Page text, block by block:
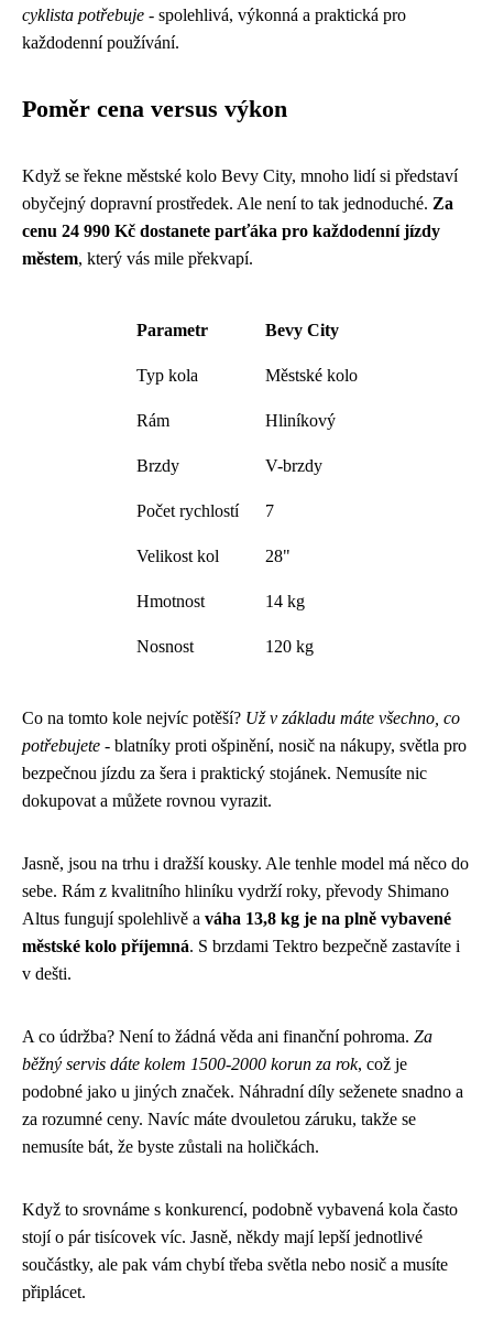
cyklista potřebuje - spolehlivá, výkonná a praktická pro
každodenní používání.
Poměr cena versus výkon
Když se řekne městské kolo Bevy City, mnoho lidí si představí
obyčejný dopravní prostředek. Ale není to tak jednoduché. Za
cenu 24 990 Kč dostanete parťáka pro každodenní jízdy
městem, který vás mile překvapí.
Parametr Bevy City
Typ kola Městské kolo
Rám Hliníkový
Brzdy V-brzdy
Počet rychlostí 7
Velikost kol 28"
Hmotnost 14 kg
Nosnost 120 kg
Co na tomto kole nejvíc potěší? Už v základu máte všechno, co
potřebujete - blatníky proti ošpinění, nosič na nákupy, světla pro
bezpečnou jízdu za šera i praktický stojánek. Nemusíte nic
dokupovat a můžete rovnou vyrazit.
Jasně, jsou na trhu i dražší kousky. Ale tenhle model má něco do
sebe. Rám z kvalitního hliníku vydrží roky, převody Shimano
Altus fungují spolehlivě a váha 13,8 kg je na plně vybavené
městské kolo příjemná. S brzdami Tektro bezpečně zastavíte i
v dešti.
A co údržba? Není to žádná věda ani finanční pohroma. Za
běžný servis dáte kolem 1500-2000 korun za rok, což je
podobné jako u jiných značek. Náhradní díly seženete snadno a
za rozumné ceny. Navíc máte dvouletou záruku, takže se
nemusíte bát, že byste zůstali na holičkách.
Když to srovnáme s konkurencí, podobně vybavená kola často
stojí o pár tisícovek víc. Jasně, někdy mají lepší jednotlivé
součástky, ale pak vám chybí třeba světla nebo nosič a musíte
připlácet.